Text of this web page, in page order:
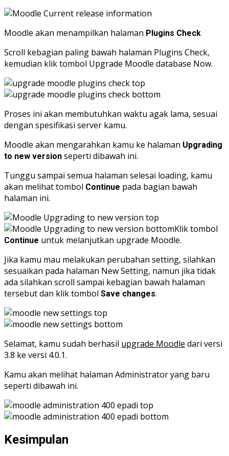
Moodle akan menampilkan halaman Plugins Check
Scroll kebagian paling bawah halaman Plugins Check,
kemudian klik tombol Upgrade Moodle database Now.
Proses ini akan membutuhkan waktu agak lama, sesuai
dengan spesifikasi server kamu.
Moodle akan mengarahkan kamu ke halaman Upgrading
to new version seperti dibawah ini.
Tunggu sampai semua halaman selesai loading, kamu
akan melihat tombol Continue pada bagian bawah
halaman ini.
Klik tombol
Continue untuk melanjutkan upgrade Moodle.
Jika kamu mau melakukan perubahan setting, silahkan
sesuaikan pada halaman New Setting, namun jika tidak
ada silahkan scroll sampai kebagian bawah halaman
tersebut dan klik tombol Save changes.
Selamat, kamu sudah berhasil upgrade Moodle dari versi
3.8 ke versi 4.0.1.
Kamu akan melihat halaman Administrator yang baru
seperti dibawah ini.
Kesimpulan